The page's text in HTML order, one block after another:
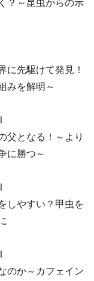
？～昆虫からの示
に先駆けて発見！
みを解明～
父となる！～より
に勝つ～
しやすい？甲虫を
のか～カフェイン